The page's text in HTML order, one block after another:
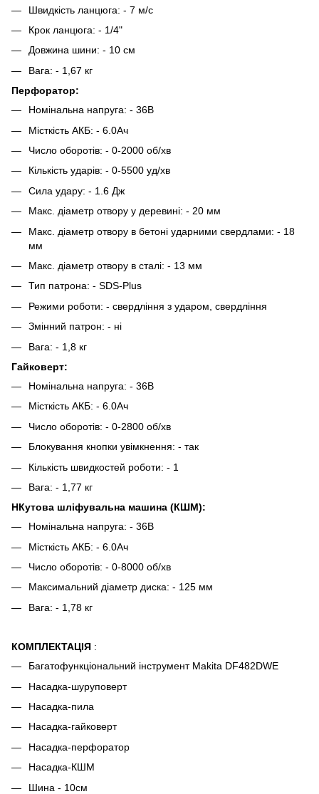
Швидкість ланцюга: - 7 м/с
Крок ланцюга: - 1/4"
Довжина шини: - 10 см
Вага: - 1,67 кг
Перфоратор:
Номінальна напруга: - 36В
Місткість АКБ: - 6.0Ач
Число оборотів: - 0-2000 об/хв
Кількість ударів: - 0-5500 уд/хв
Сила удару: - 1.6 Дж
Макс. діаметр отвору у деревині: - 20 мм
Макс. діаметр отвору в бетоні ударними свердлами: - 18
мм
Макс. діаметр отвору в сталі: - 13 мм
Тип патрона: - SDS-Plus
Режими роботи: - свердління з ударом, свердління
Змінний патрон: - ні
Вага: - 1,8 кг
Гайковерт:
Номінальна напруга: - 36В
Місткість АКБ: - 6.0Ач
Число оборотів: - 0-2800 об/хв
Блокування кнопки увімкнення: - так
Кількість швидкостей роботи: - 1
Вага: - 1,77 кг
НКутова шліфувальна машина (КШМ):
Номінальна напруга: - 36В
Місткість АКБ: - 6.0Ач
Число оборотів: - 0-8000 об/хв
Максимальний діаметр диска: - 125 мм
Вага: - 1,78 кг
КОМПЛЕКТАЦІЯ :
Багатофункціональний інструмент Makita DF482DWE
Насадка-шуруповерт
Насадка-пила
Насадка-гайковерт
Насадка-перфоратор
Насадка-КШМ
Шина - 10см